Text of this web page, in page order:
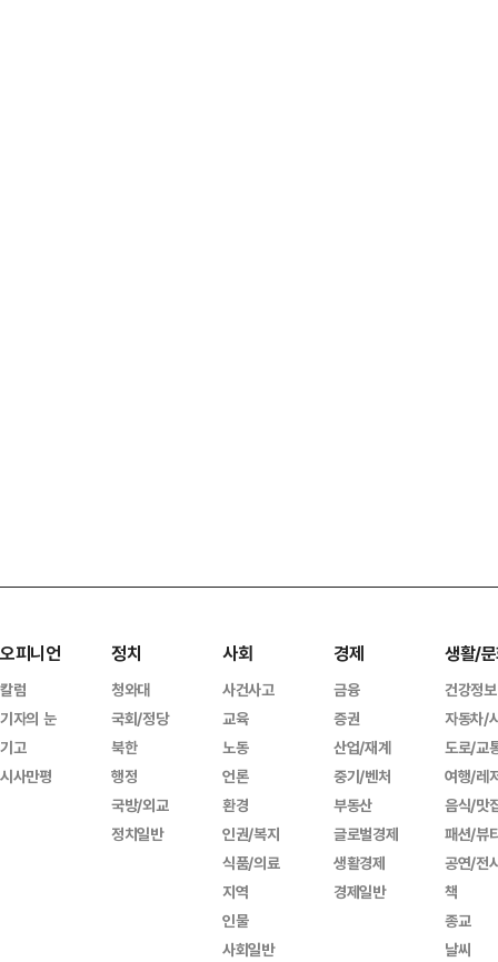
오피니언
칼럼
기자의 눈
기고
시사만평
정치
청와대
국회/정당
북한
행정
국방/외교
정치일반
사회
사건사고
교육
노동
언론
환경
인권/복지
식품/의료
지역
인물
사회일반
경제
금융
증권
산업/재계
중기/벤처
부동산
글로벌경제
생활경제
경제일반
생활/
건강정보
자동차/
도로/교
여행/레
음식/맛
패션/뷰
공연/전
책
종교
날씨